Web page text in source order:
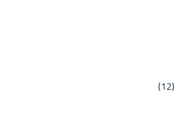
(12)